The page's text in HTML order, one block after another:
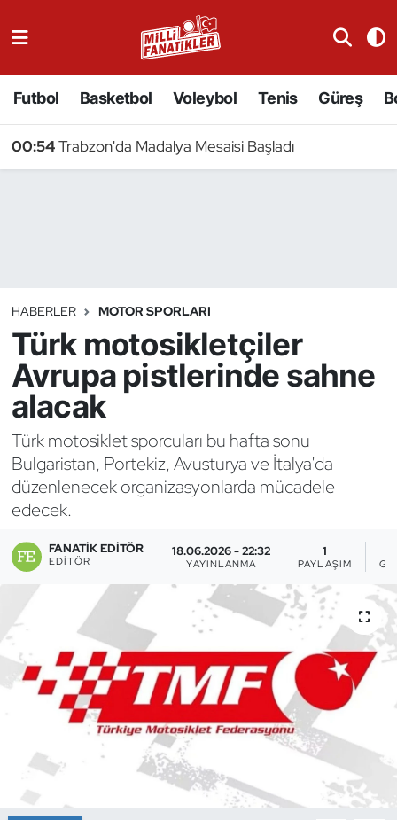
Futbol Basketbol Voleybol Tenis Güreş
00:54Trabzon'da Madalya Mesaisi Başladı
HABERLER MOTOR SPORLARI
Türk motosikletçiler
Avrupa pistlerinde sahne
alacak
Türk motosiklet sporcuları bu hafta sonu
Bulgaristan, Portekiz, Avusturya ve İtalya'da
düzenlenecek organizasyonlarda mücadele
edecek.
FANATIK EDITÖR
EDITÖR
18.06.2026 - 22:32
YAYINLANMA
1
PAYLAŞIM
Badminton
Binicilik
Bisiklet
Boks
Briç
Buz Hokeyi
Buz Pateni
Çim Hokeyi
Cimnastik